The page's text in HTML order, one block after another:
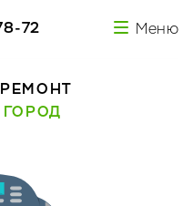
72 Меню
ГОРОД